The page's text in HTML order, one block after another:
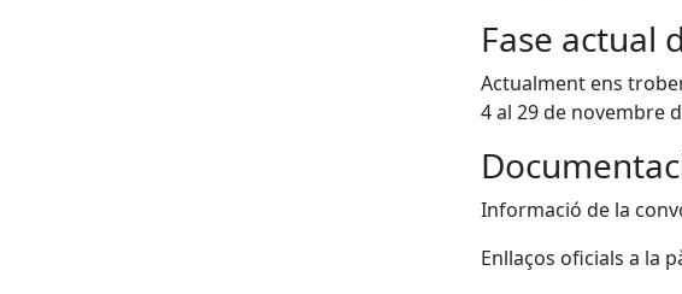
Fase actual
Actualment ens
4 al 29 de novembre
Informació de la
Enllaços oficials a la